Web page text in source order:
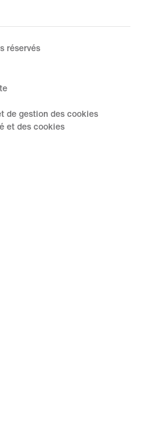
réservés
de gestion des cookies
et des cookies